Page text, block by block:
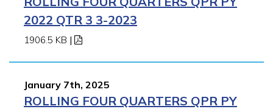
2022 QTR 3 3-2023
1906.5 KB |
January 7th, 2025
ROLLING FOUR QUARTERS QPR PY